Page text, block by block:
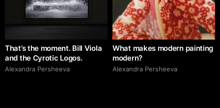
That’s the moment. Bill Viola
and the Cyrotic Logos.
Alexandra Persheeva
What makes modern painting
modern?
Alexandra Persheeva